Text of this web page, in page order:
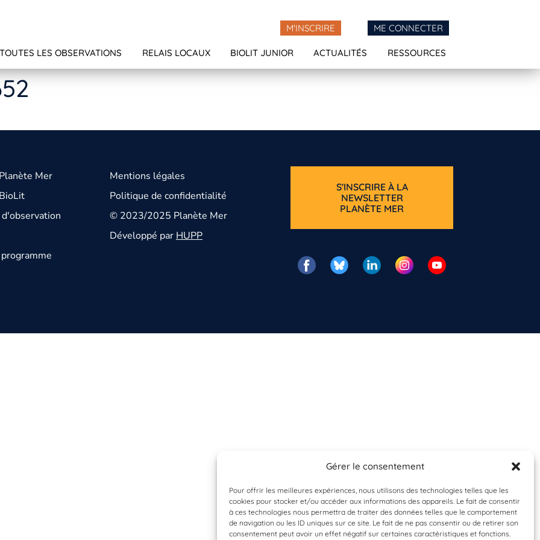
Gérer le consentement
Pour offrir les meilleures expériences, nous utilisons des technologies telles que les
cookies pour stocker et/ou accéder aux informations des appareils. Le fait de consentir
à ces technologies nous permettra de traiter des données telles que le comportement
de navigation ou les ID uniques sur ce site. Le fait de ne pas consentir ou de retirer son
consentement peut avoir un effet négatif sur certaines caractéristiques et fonctions.
M'INSCRIRE ME CONNECTER
TOUTES LES OBSERVATIONS RELAIS LOCAUX BIOLIT JUNIOR ACTUALITÉS RESSOURCES
Mer
Mentions légales
Politique de confidentialité
© 2023/2025 Planète Mer
Développé parHUPP
S'INSCRIRE À LA
NEWSLETTER
PLANÈTE MER